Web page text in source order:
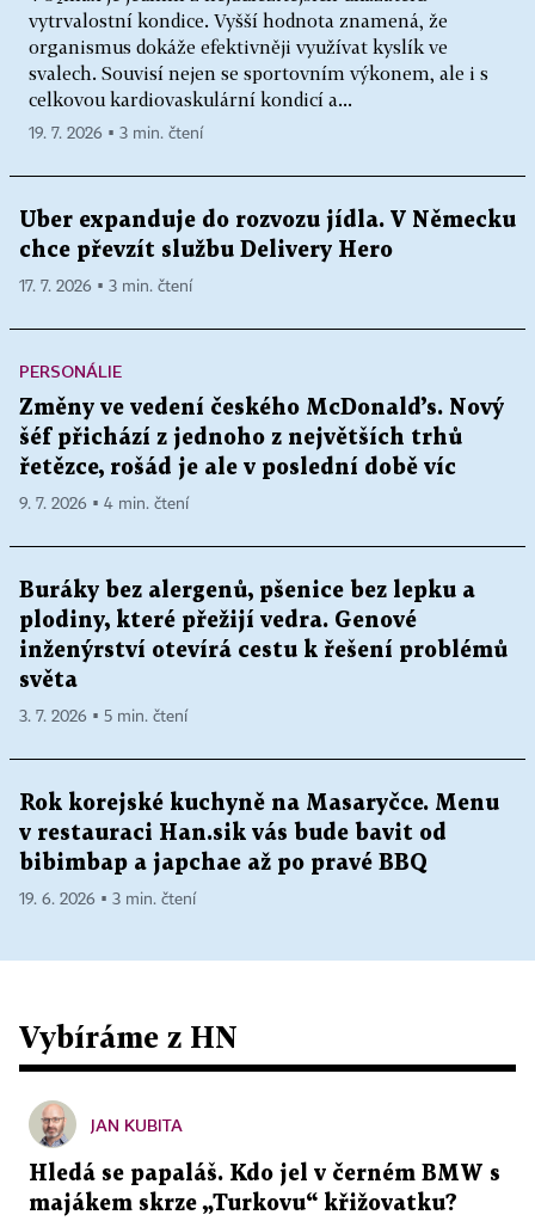
vytrvalostní kondice. Vyšší hodnota znamená, že
organismus dokáže efektivněji využívat kyslík ve
svalech. Souvisí nejen se sportovním výkonem, ale i s
celkovou kardiovaskulární kondicí a...
19. 7. 2026 ▪ 3 min. čtení
Uber expanduje do rozvozu jídla. V Německu
chce převzít službu Delivery Hero
17. 7. 2026 ▪ 3 min. čtení
PERSONÁLIE
Změny ve vedení českého McDonald’s. Nový
šéf přichází z jednoho z největších trhů
řetězce, rošád je ale v poslední době víc
9. 7. 2026 ▪ 4 min. čtení
Buráky bez alergenů, pšenice bez lepku a
plodiny, které přežijí vedra. Genové
inženýrství otevírá cestu k řešení problémů
světa
3. 7. 2026 ▪ 5 min. čtení
Rok korejské kuchyně na Masaryčce. Menu
v restauraci Han.sik vás bude bavit od
bibimbap a japchae až po pravé BBQ
19. 6. 2026 ▪ 3 min. čtení
Vybíráme z HN
JAN KUBITA
Hledá se papaláš. Kdo jel v černém BMW s
majákem skrze „Turkovu“ křižovatku?